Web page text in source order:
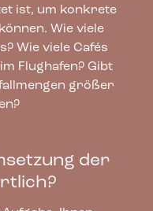
90 Liter
ist, um konkrete
Wie viele
Wie viele Cafés
Flughafen? Gibt
größer
der